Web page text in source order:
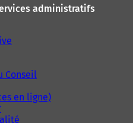
administratifs
Conseil
en ligne)